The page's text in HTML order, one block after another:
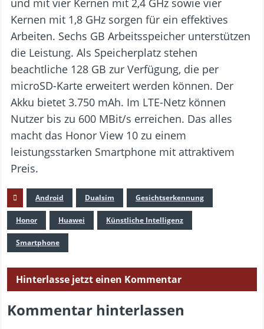
Kernen mit 1,8 GHz sorgen für ein effektives
Arbeiten. Sechs GB Arbeitsspeicher unterstützen
die Leistung. Als Speicherplatz stehen
beachtliche 128 GB zur Verfügung, die per
microSD-Karte erweitert werden können. Der
Akku bietet 3.750 mAh. Im LTE-Netz können
Nutzer bis zu 600 MBit/s erreichen. Das alles
macht das Honor View 10 zu einem
leistungsstarken Smartphone mit attraktivem
Preis.
Android Dualsim Gesichtserkennung
Honor Huawei Künstliche Intelligenz
Smartphone
Hinterlasse jetzt einen Kommentar
Kommentar hinterlassen